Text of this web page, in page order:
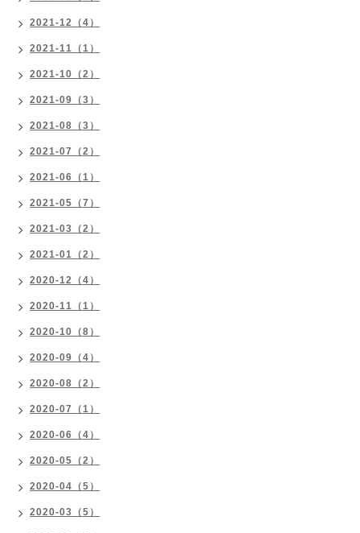
2021-12（4）
2021-11（1）
2021-10（2）
2021-09（3）
2021-08（3）
2021-07（2）
2021-06（1）
2021-05（7）
2021-03（2）
2021-01（2）
2020-12（4）
2020-11（1）
2020-10（8）
2020-09（4）
2020-08（2）
2020-07（1）
2020-06（4）
2020-05（2）
2020-04（5）
2020-03（5）